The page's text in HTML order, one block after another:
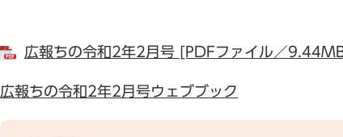
広報ちの令和2年2月号 [PDFファイル／
広報ちの令和2年2月号ウェブブック